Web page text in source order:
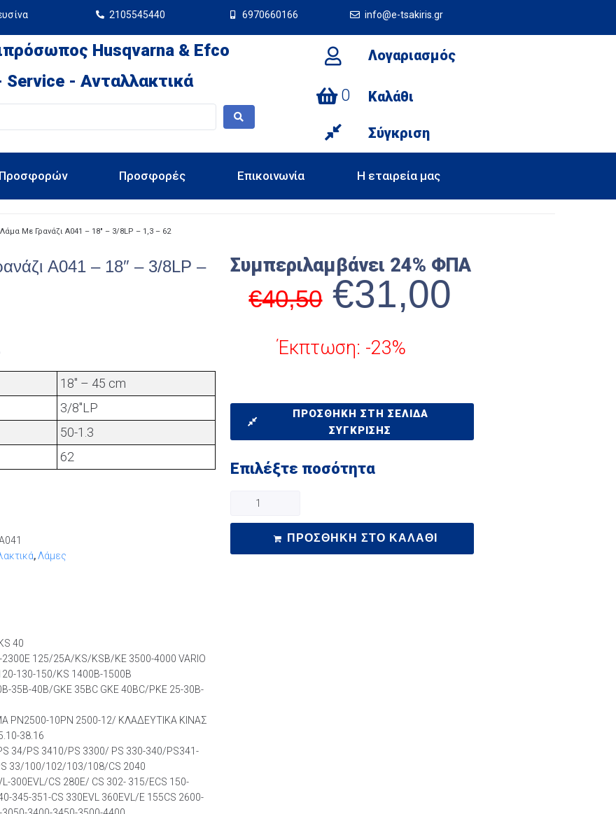
2105545440 6970660166 info@e-tsakiris.gr
Husqvarna & Efco
Service - Ανταλλακτικά
0
Λογαριασμός
Καλάθι
Σύγκριση
Προσφορές Επικοινωνία Η εταιρεία μας
Με Γρανάζι A041 – 18″ – 3/8LP – 1,3 – 62
A041 – 18″ – 3/8LP –
18" – 45 cm
3/8"LP
50-1.3
62
,Λάμες
40
125/25A/KS/KSB/KE 3500-4000 VARIO
130-150/KS 1400B-1500B
35B-40B/GKE 35BC GKE 40BC/PKE 25-30B-
PN2500-10PN 2500-12/ ΚΛΑΔΕΥΤΙΚΑ ΚΙΝΑΣ
38.16
34/PS 3410/PS 3300/ PS 330-340/PS341-
33/100/102/103/108/CS 2040
300EVL/CS 280E/ CS 302- 315/ECS 150-
345-351-CS 330EVL 360EVL/E 155CS 2600-
Συμπεριλαμβάνει 24% ΦΠΑ
€40,50 €31,00
Έκπτωση: -23%
ΠΡΟΣΘΉΚΗ ΣΤΗ ΣΕΛΊΔΑ
ΣΎΓΚΡΙΣΗΣ
Επιλέξτε ποσότητα
ΠΡΟΣΘΉΚΗ ΣΤΟ ΚΑΛΆΘΙ